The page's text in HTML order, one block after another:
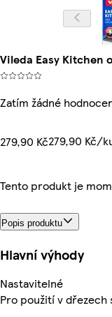
Vileda Easy Kitchen
Zatím žádné
279,90 Kč279,90 Kč/
Tento produkt je
Popis produktu
Hlavní výhody
Nastavitelné
Pro použití v dřezech